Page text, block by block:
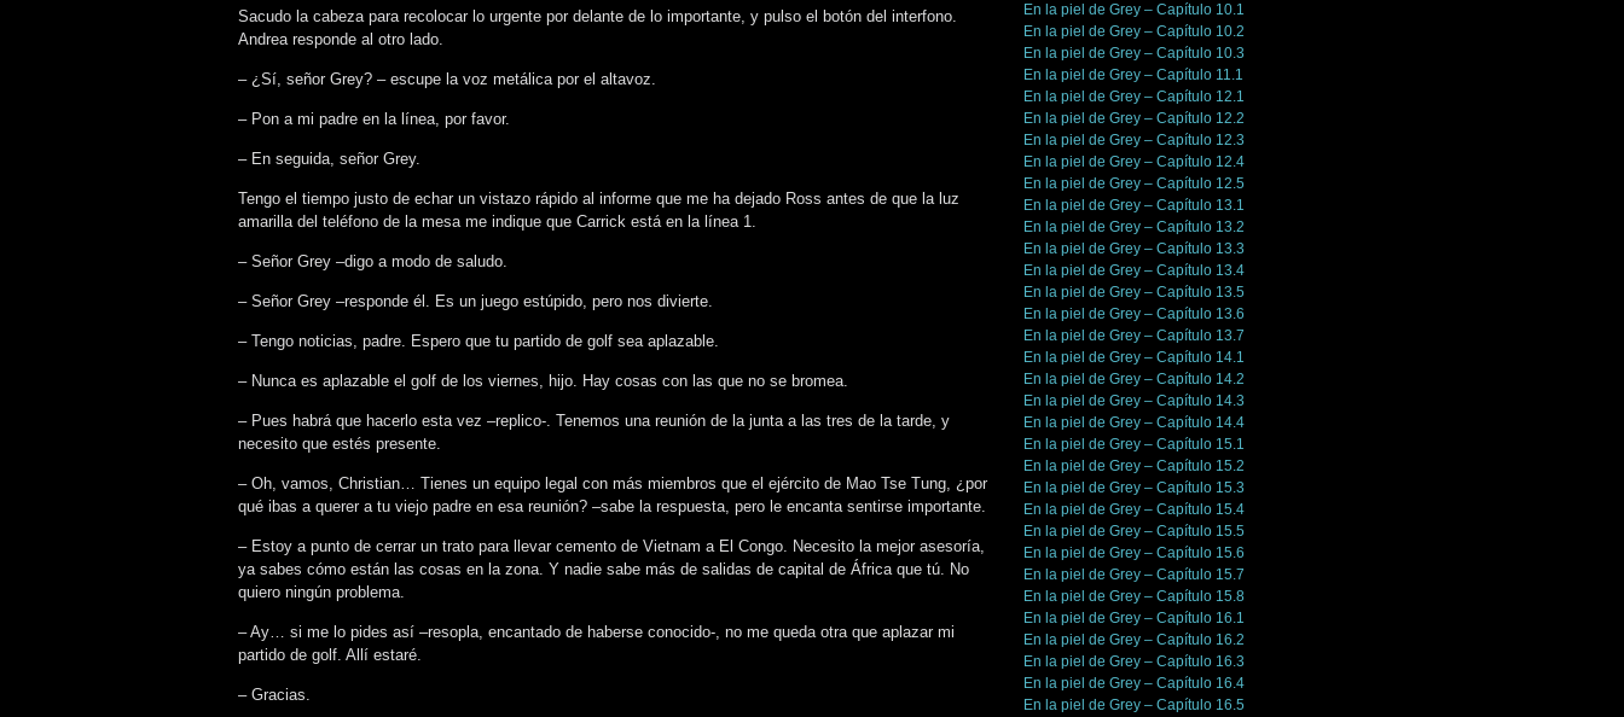
Sacudo la cabeza para recolocar lo urgente por delante de lo importante, y pulso el botón del interfono.
Andrea responde al otro lado.
– ¿Sí, señor Grey? – escupe la voz metálica por el altavoz.
– Pon a mi padre en la línea, por favor.
– En seguida, señor Grey.
Tengo el tiempo justo de echar un vistazo rápido al informe que me ha dejado Ross antes de que la luz
amarilla del teléfono de la mesa me indique que Carrick está en la línea 1.
– Señor Grey –digo a modo de saludo.
– Señor Grey –responde él. Es un juego estúpido, pero nos divierte.
– Tengo noticias, padre. Espero que tu partido de golf sea aplazable.
– Nunca es aplazable el golf de los viernes, hijo. Hay cosas con las que no se bromea.
– Pues habrá que hacerlo esta vez –replico-. Tenemos una reunión de la junta a las tres de la tarde, y
necesito que estés presente.
– Oh, vamos, Christian… Tienes un equipo legal con más miembros que el ejército de Mao Tse Tung, ¿por
qué ibas a querer a tu viejo padre en esa reunión? –sabe la respuesta, pero le encanta sentirse importante.
– Estoy a punto de cerrar un trato para llevar cemento de Vietnam a El Congo. Necesito la mejor asesoría,
ya sabes cómo están las cosas en la zona. Y nadie sabe más de salidas de capital de África que tú. No
quiero ningún problema.
– Ay… si me lo pides así –resopla, encantado de haberse conocido-, no me queda otra que aplazar mi
partido de golf. Allí estaré.
– Gracias.
En la piel de Grey – Capítulo 10.1
En la piel de Grey – Capítulo 10.2
En la piel de Grey – Capítulo 10.3
En la piel de Grey – Capítulo 11.1
En la piel de Grey – Capítulo 12.1
En la piel de Grey – Capítulo 12.2
En la piel de Grey – Capítulo 12.3
En la piel de Grey – Capítulo 12.4
En la piel de Grey – Capítulo 12.5
En la piel de Grey – Capítulo 13.1
En la piel de Grey – Capítulo 13.2
En la piel de Grey – Capítulo 13.3
En la piel de Grey – Capítulo 13.4
En la piel de Grey – Capítulo 13.5
En la piel de Grey – Capítulo 13.6
En la piel de Grey – Capítulo 13.7
En la piel de Grey – Capítulo 14.1
En la piel de Grey – Capítulo 14.2
En la piel de Grey – Capítulo 14.3
En la piel de Grey – Capítulo 14.4
En la piel de Grey – Capítulo 15.1
En la piel de Grey – Capítulo 15.2
En la piel de Grey – Capítulo 15.3
En la piel de Grey – Capítulo 15.4
En la piel de Grey – Capítulo 15.5
En la piel de Grey – Capítulo 15.6
En la piel de Grey – Capítulo 15.7
En la piel de Grey – Capítulo 15.8
En la piel de Grey – Capítulo 16.1
En la piel de Grey – Capítulo 16.2
En la piel de Grey – Capítulo 16.3
En la piel de Grey – Capítulo 16.4
En la piel de Grey – Capítulo 16.5